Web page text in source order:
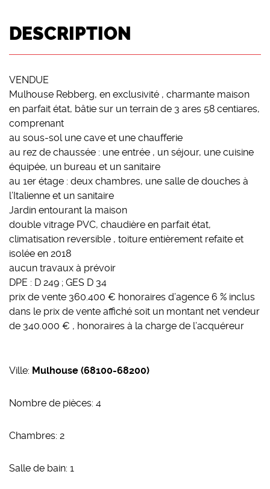
DESCRIPTION
VENDUE
Mulhouse Rebberg, en exclusivité , charmante maison
en parfait état, bâtie sur un terrain de 3 ares 58 centiares,
comprenant
au sous-sol une cave et une chaufferie
au rez de chaussée : une entrée , un séjour, une cuisine
équipée, un bureau et un sanitaire
au 1er étage : deux chambres, une salle de douches à
l’Italienne et un sanitaire
Jardin entourant la maison
double vitrage PVC, chaudière en parfait état,
climatisation reversible , toiture entièrement refaite et
isolée en 2018
aucun travaux à prévoir
DPE : D 249 ; GES D 34
prix de vente 360.400 € honoraires d’agence 6 % inclus
dans le prix de vente affiché soit un montant net vendeur
de 340.000 € , honoraires à la charge de l’acquéreur
Ville: Mulhouse (68100-68200)
Nombre de pièces: 4
Chambres: 2
Salle de bain: 1